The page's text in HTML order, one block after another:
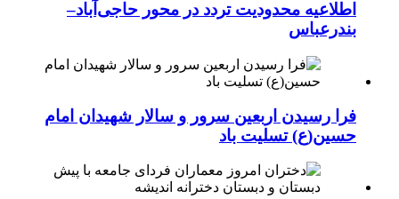
اطلاعیه محدودیت تردد در محور حاجی‌آباد–
بندرعباس
فرا رسیدن اربعین سرور و سالار شهیدان امام
حسین(ع) تسلیت باد